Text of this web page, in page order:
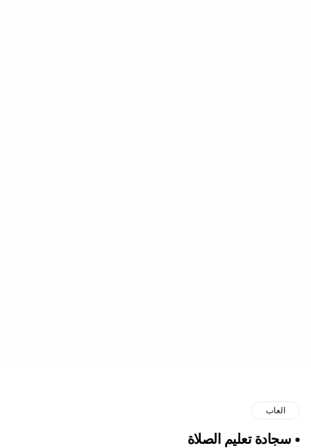
العاب
• سجادة تعليم الصلاة